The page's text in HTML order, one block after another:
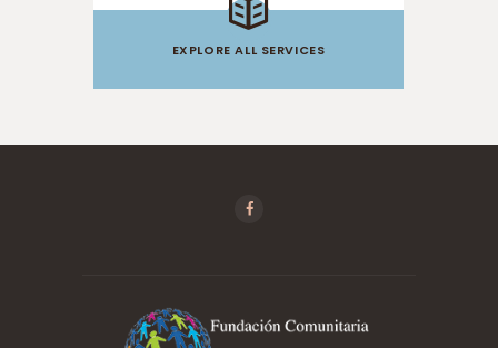
EXPLORE ALL SERVICES